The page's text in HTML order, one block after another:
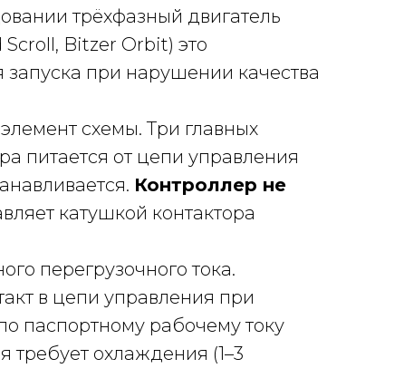
трёхфазный двигатель
Bitzer Orbit) это
при нарушении качества
схемы. Три главных
питается от цепи управления
Контроллер не
катушкой контактора
перегрузочного тока.
в цепи управления при
паспортному рабочему току
требует охлаждения (1–3